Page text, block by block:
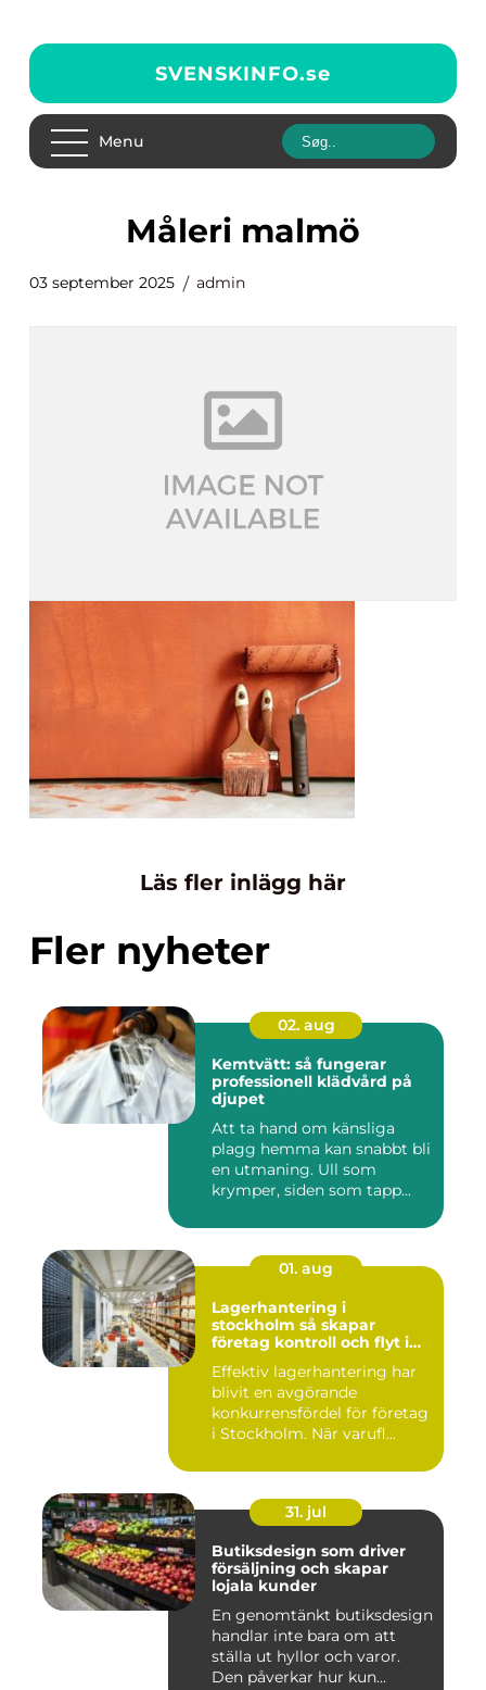
SVENSKINFO.se
Menu
måleri malmö
03 september 2025 admin
Läs fler inlägg här
Fler nyheter
02. aug
Kemtvätt: så fungerar
professionell klädvård på
djupet
Att ta hand om känsliga
plagg hemma kan snabbt bli
en utmaning. Ull som
krymper, siden som tapp...
01. aug
Lagerhantering i
stockholm så skapar
företag kontroll och flyt i
Effektiv lagerhantering har
blivit en avgörande
konkurrensfördel för företag
i Stockholm. När varufl...
31. jul
Butiksdesign som driver
försäljning och skapar
lojala kunder
En genomtänkt butiksdesign
handlar inte bara om att
ställa ut hyllor och varor.
Den påverkar hur kun...